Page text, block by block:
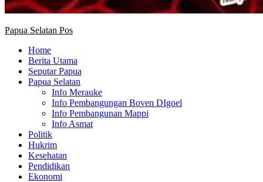
Papua Selatan Pos
Home
Berita Utama
Seputar Papua
Papua Selatan
Info Merauke
Info Pembangungan Boven DIgoel
Info Pembangunan Mappi
Info Asmat
Politik
Hukrim
Kesehatan
Pendidikan
Ekonomi